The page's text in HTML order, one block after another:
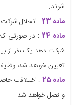
شوند.
ماده 23
: انحلال شرکت مطابق ماده
ماده 24
: در صورتی که
شرکت دهد یک نفر از
تعیین خواهد شد،
ماده 25
: اختلافات
و فصل خواهد شد.